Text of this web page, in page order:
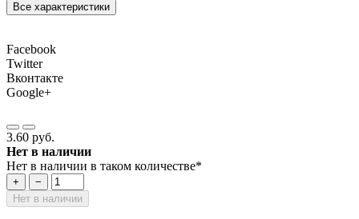
Все характеристики
Facebook
Twitter
Вконтакте
Google+
3.60 руб.
Нет в наличии
Нет в наличии в таком количестве*
+
−
Нет в наличии